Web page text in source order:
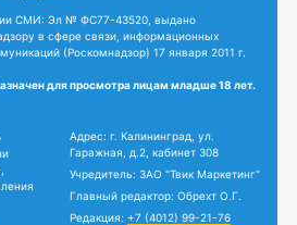
СМИ: Эл № ФС77-43520, выдано
в сфере связи, информационных
(Роскомнадзор) 17 января 2011 г.
для просмотра лицам младше 18 лет.
Адрес: г. Калининград, ул.
Гаражная, д.2, кабинет 308
Учредитель: ЗАО "Твик Маркетинг"
Главный редактор: Обрехт О.Г.
Редакция: +7 (4012) 99-21-76